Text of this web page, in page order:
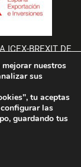
ICEX-BREXIT DE
“ICEX-BREXIT”
las consecuencias
concedidas por
nuestros
sus
tu aceptas
las
guardando tus